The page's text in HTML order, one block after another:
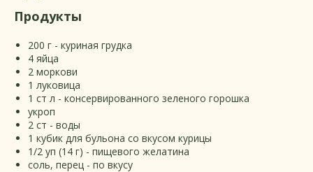
Продукты
200 г - куриная грудка
4 яйца
2 моркови
1 луковица
1 ст л - консервированного зеленого горошка
укроп
2 ст - воды
1 кубик для бульона со вкусом курицы
1/2 уп (14 г) - пищевого желатина
соль, перец - по вкусу